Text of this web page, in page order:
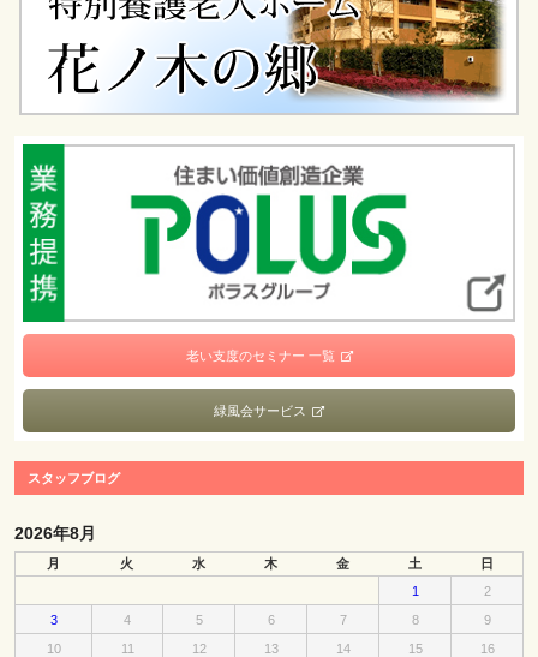
老い支度のセミナー 一覧
緑風会サービス
スタッフブログ
2026年8月
月 火 水 木 金 土
日
1
2
3
4 5 6 7 8
9
10
11 12 13 14 15
16